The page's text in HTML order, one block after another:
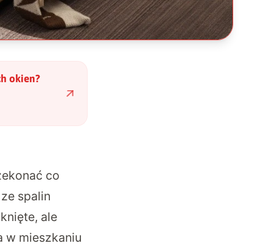
okien?
co
spalin
ale
w mieszkaniu